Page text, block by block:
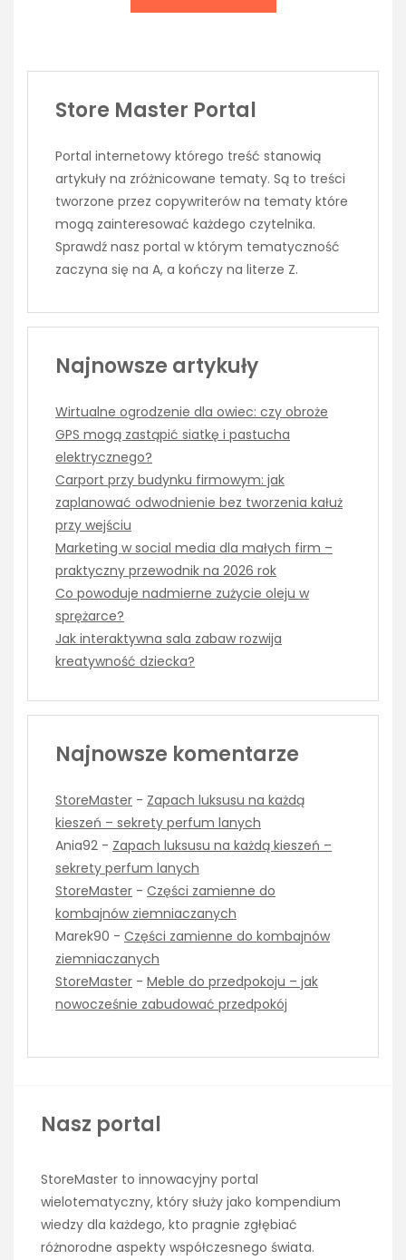
Store Master Portal
Portal internetowy którego treść stanowią
artykuły na zróżnicowane tematy. Są to treści
tworzone przez copywriterów na tematy które
mogą zainteresować każdego czytelnika.
Sprawdź nasz portal w którym tematyczność
zaczyna się na A, a kończy na literze Z.
Najnowsze artykuły
Wirtualne ogrodzenie dla owiec: czy obroże
GPS mogą zastąpić siatkę i pastucha
elektrycznego?
Carport przy budynku firmowym: jak
zaplanować odwodnienie bez tworzenia kałuż
przy wejściu
Marketing w social media dla małych firm –
praktyczny przewodnik na 2026 rok
Co powoduje nadmierne zużycie oleju w
sprężarce?
Jak interaktywna sala zabaw rozwija
kreatywność dziecka?
Najnowsze komentarze
StoreMaster - Zapach luksusu na każdą
kieszeń – sekrety perfum lanych
Ania92 - Zapach luksusu na każdą kieszeń –
sekrety perfum lanych
StoreMaster - Części zamienne do
kombajnów ziemniaczanych
Marek90 - Części zamienne do kombajnów
ziemniaczanych
StoreMaster - Meble do przedpokoju – jak
nowocześnie zabudować przedpokój
Nasz portal
StoreMaster to innowacyjny portal
wielotematyczny, który służy jako kompendium
wiedzy dla każdego, kto pragnie zgłębiać
różnorodne aspekty współczesnego świata.